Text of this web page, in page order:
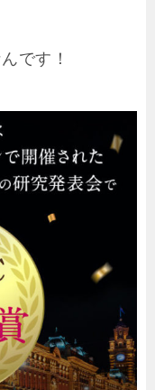
です！